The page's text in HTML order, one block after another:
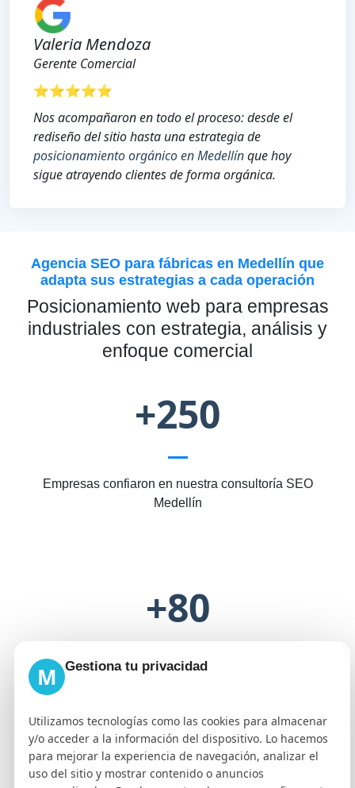
Valeria Mendoza
Gerente Comercial
⭐⭐⭐⭐⭐
Nos acompañaron en todo el proceso: desde el
rediseño del sitio hasta una estrategia de
posicionamiento orgánico en Medellínque hoy
sigue atrayendo clientes de forma orgánica.
Agencia SEO para fábricas en Medellín que
adapta sus estrategias a cada operación
Posicionamiento web para empresas
industriales con estrategia, análisis y
enfoque comercial
+250
Empresas confiaron en nuestra consultoría SEO
Medellín
+80
Especialistas SEO trabajando en equipo para tu
M Gestiona tu privacidad
Utilizamos tecnologías como las cookies para almacenar
y/o acceder a la información del dispositivo. Lo hacemos
para mejorar la experiencia de navegación, analizar el
uso del sitio y mostrar contenido o anuncios